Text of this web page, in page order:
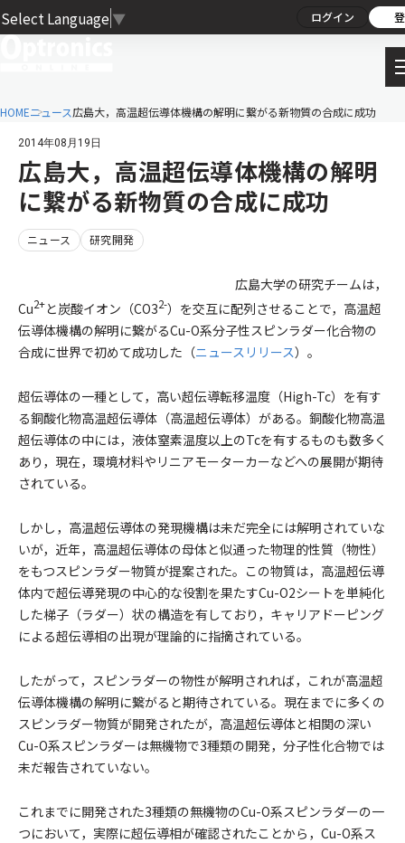
Select Language ▼ ログイン
HOMEニュース広島大，高温超伝導体機構の解明に繋がる新物質の合成に成功
2014年08月19日
広島大，高温超伝導体機構の解明
に繋がる新物質の合成に成功
ニュース 研究開発
広島大学の研究チームは，
Cu2+と炭酸イオン（CO32-）を交互に配列させることで，高温超
伝導体機構の解明に繋がるCu-O系分子性スピンラダー化合物の
合成に世界で初めて成功した（ニュースリリース）。
超伝導体の一種として，高い超伝導転移温度（High-Tc）を有す
る銅酸化物高温超伝導体（高温超伝導体）がある。銅酸化物高温
超伝導体の中には，液体窒素温度以上のTcを有するものも数多く
あり，現在，環境材料やリニアモーターカーなどへの展開が期待
されている。
しかし，高温超伝導体の発現機構は未だ完全には解明されていな
いが，近年，高温超伝導体の母体と似通った物理的性質（物性）
をもつスピンラダー物質が提案された。この物質は，高温超伝導
体内で超伝導発現の中心的な役割を果たすCu-O2シートを単純化
した梯子（ラダー）状の構造を有しており，キャリアドーピング
による超伝導相の出現が理論的に指摘されている。
したがって，スピンラダーの物性が解明されれば，これが高温超
伝導体機構の解明に繋がると期待されている。現在までに多くの
スピンラダー物質が開発されたが，高温超伝導体と相関の深い
Cu-O系スピンラダーは無機物で3種類の開発，分子性化合物では
未だ報告されていない。
これまでに開発された3種類の無機物のCu-O系スピンラダーの一
つにおいて，実際に超伝導相が確認されたことから，Cu-O系ス